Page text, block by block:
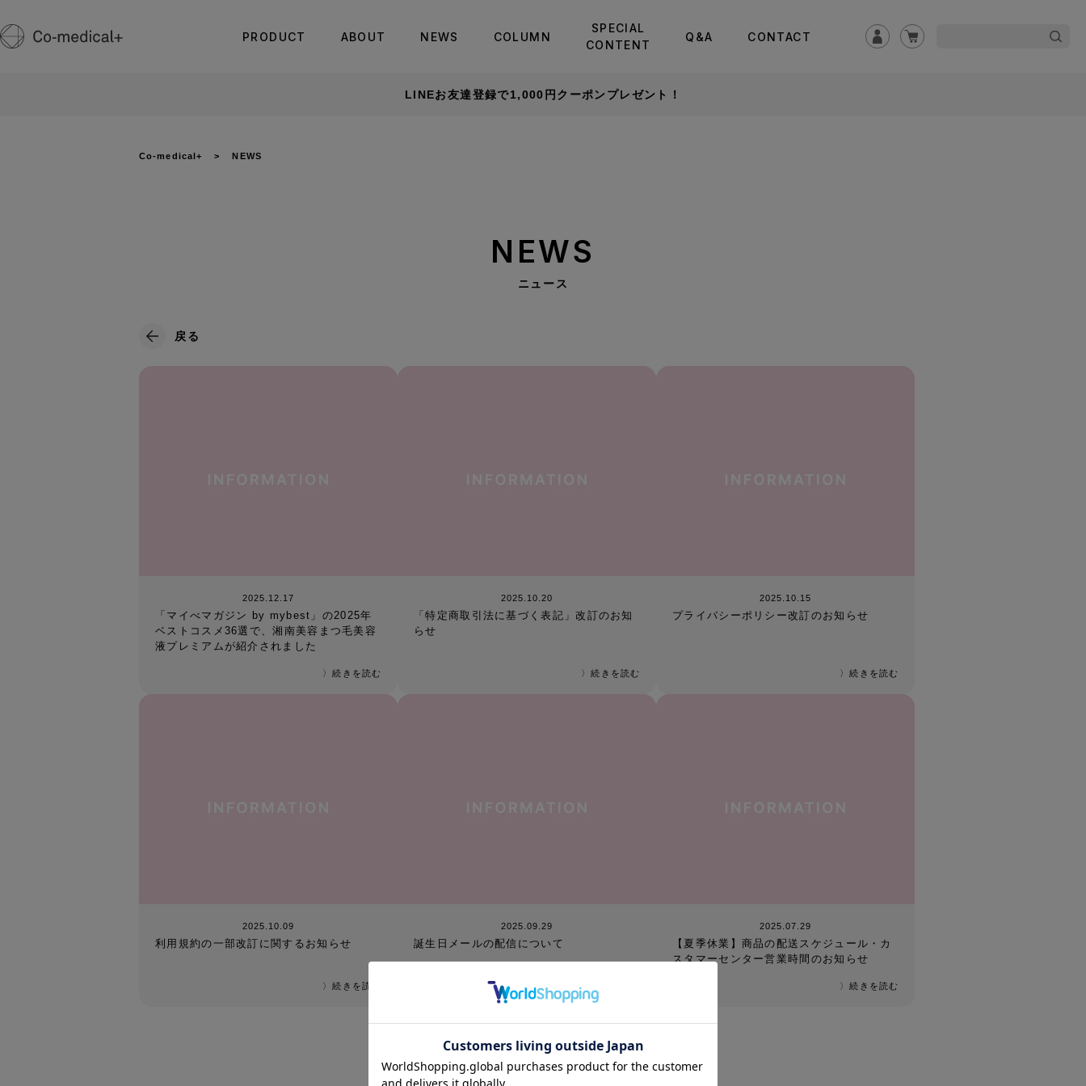
PRODUCT ABOUT NEWS COLUMN
SPECIAL
CONTENT
Q&A CONTACT
LINEお友達登録で1,000円クーポンプレゼント！
Co-medical+ NEWS
NEWS
ニュース
戻る
2025.12.17
「マイべマガジン by mybest」の2025年
ベストコスメ36選で、湘南美容まつ毛美容
液プレミアムが紹介されました
〉続きを読む
2025.10.20
「特定商取引法に基づく表記」改訂のお知
らせ
〉続きを読む
2025.10.15
プライバシーポリシー改訂のお知らせ
〉続きを読む
2025.10.09
利用規約の一部改訂に関するお知らせ
〉続きを読む
2025.09.29
誕生日メールの配信について
〉続きを読む
2025.07.29
【夏季休業】商品の配送スケジュール・カ
スタマーセンター営業時間のお知らせ
〉続きを読む
1 2 3 4 5 ...10